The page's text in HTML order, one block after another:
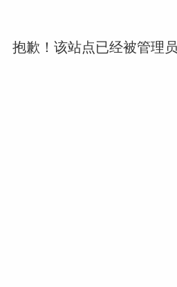
抱歉！该站点已经被管理